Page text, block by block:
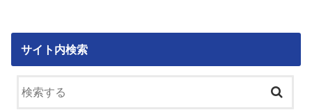
サイト内検索